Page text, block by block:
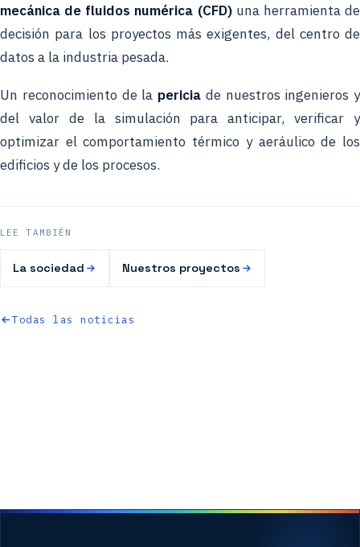
mecánica de fluidos numérica (CFD)una herramienta de
decisión para los proyectos más exigentes, del centro de
datos a la industria pesada.
Un reconocimiento de la pericia de nuestros ingenieros y
del valor de la simulación para anticipar, verificar y
optimizar el comportamiento térmico y aeráulico de los
edificios y de los procesos.
LEE TAMBIÉN
La sociedad Nuestros proyectos
Todas las noticias